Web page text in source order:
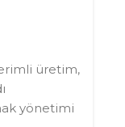
üretim,
yönetimi